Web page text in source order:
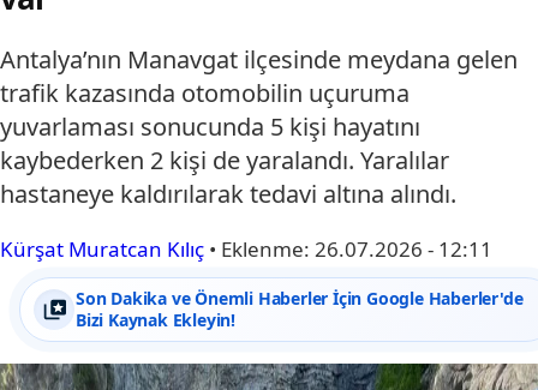
Antalya’nın Manavgat ilçesinde meydana gelen
trafik kazasında otomobilin uçuruma
yuvarlaması sonucunda 5 kişi hayatını
kaybederken 2 kişi de yaralandı. Yaralılar
hastaneye kaldırılarak tedavi altına alındı.
Kürşat Muratcan Kılıç • Eklenme: 26.07.2026 - 12:11
Son Dakika ve Önemli Haberler İçin Google Haberler'de
Bizi Kaynak Ekleyin!